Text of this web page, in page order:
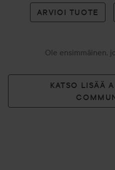
ARVIOI TUOTE
Ole ensimmäinen,
KATSO LISÄÄ